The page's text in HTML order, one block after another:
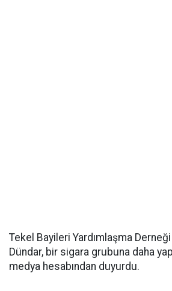
Tekel Bayileri Yardımlaşma Derneği
Dündar, bir sigara grubuna daha
medya hesabından duyurdu.